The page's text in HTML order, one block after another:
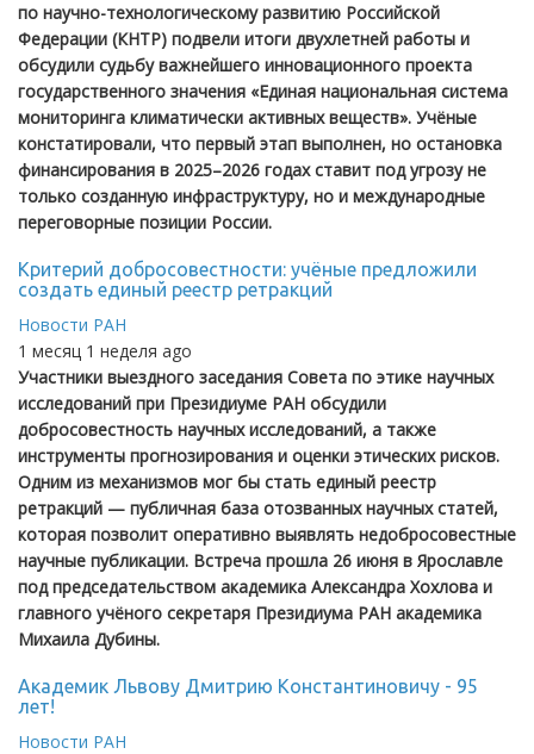
по научно-технологическому развитию Российской
Федерации (КНТР) подвели итоги двухлетней работы и
обсудили судьбу важнейшего инновационного проекта
государственного значения «Единая национальная система
мониторинга климатически активных веществ». Учёные
констатировали, что первый этап выполнен, но остановка
финансирования в 2025–2026 годах ставит под угрозу не
только созданную инфраструктуру, но и международные
переговорные позиции России.
Критерий добросовестности: учёные предложили
создать единый реестр ретракций
Новости РАН
1 месяц 1 неделя ago
Участники выездного заседания Совета по этике научных
исследований при Президиуме РАН обсудили
добросовестность научных исследований, а также
инструменты прогнозирования и оценки этических рисков.
Одним из механизмов мог бы стать единый реестр
ретракций — публичная база отозванных научных статей,
которая позволит оперативно выявлять недобросовестные
научные публикации. Встреча прошла 26 июня в Ярославле
под председательством академика Александра Хохлова и
главного учёного секретаря Президиума РАН академика
Михаила Дубины.
Академик Львову Дмитрию Константиновичу - 95
лет!
Новости РАН